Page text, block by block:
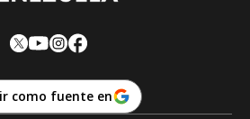
como fuente en